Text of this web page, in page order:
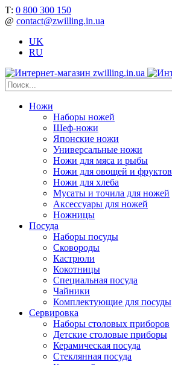
Т: 0 800 300 150
@ contact@zwilling.in.ua
UK
RU
Ножи
Наборы ножей
Шеф-ножи
Японские ножи
Универсальные ножи
Ножи для мяса и рыбы
Ножи для овощей и фруктов
Ножи для хлеба
Мусаты и точила для ножей
Аксессуары для ножей
Ножницы
Посуда
Наборы посуды
Сковороды
Кастрюли
Кокотницы
Специальная посуда
Чайники
Комплектующие для посуды
Сервировка
Наборы столовых приборов
Детские столовые приборы
Керамическая посуда
Стеклянная посуда